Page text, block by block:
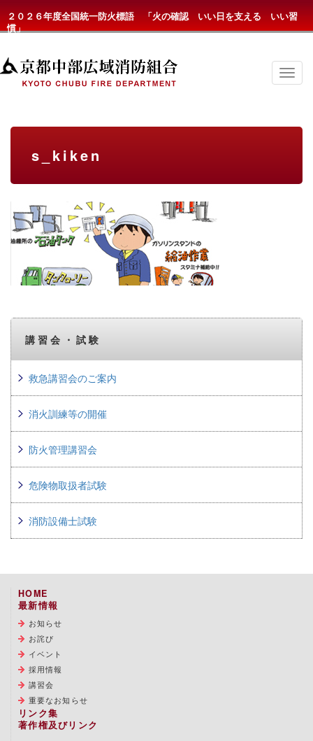
２０２６年度全国統一防火標語 「火の確認 いい日を支える いい習
慣」
京
都
s_kiken
講習会・試験
救急講習会のご案内
消火訓練等の開催
防火管理講習会
危険物取扱者試験
消防設備士試験
HOME
最新情報
お知らせ
お詫び
イベント
採用情報
講習会
重要なお知らせ
リンク集
著作権及びリンク